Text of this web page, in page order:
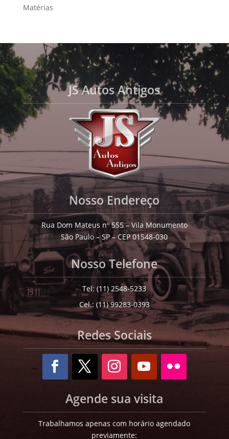
Matérias
JS Autos Antigos
Nosso Endereço
Rua Dom Mateus nº 555 – Vila Monumento
São Paulo – SP – CEP 01548-030
Nosso Telefone
Tel: (11) 2548-5233
Cel.: (11) 99283-0393
Redes Sociais
Agende sua visita
Trabalhamos apenas com horário agendado
previamente: